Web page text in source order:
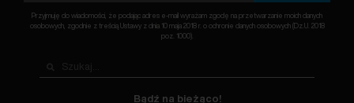
Przyjmuję do wiadomości, że podając adres e-mail wyrażam zgodę na przetwarzanie moich danych
osobowych, zgodnie z treścią Ustawy z dnia 10 maja 2018 r. o ochronie danych osobowych (Dz.U. 2018
poz. 1000).
Bądź na bieżąco!